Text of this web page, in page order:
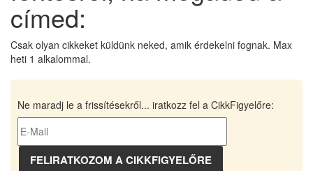
címed:
Csak olyan cikkeket küldünk neked, amik érdekelni fognak. Max
heti 1 alkalommal.
Ne maradj le a frissítésekről... iratkozz fel a CikkFigyelőre: